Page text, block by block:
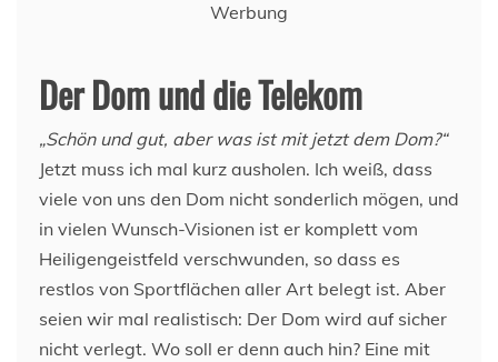
Werbung
Der Dom und die Telekom
„Schön und gut, aber was ist mit jetzt dem Dom?“
Jetzt muss ich mal kurz ausholen. Ich weiß, dass
viele von uns den Dom nicht sonderlich mögen, und
in vielen Wunsch-Visionen ist er komplett vom
Heiligengeistfeld verschwunden, so dass es
restlos von Sportflächen aller Art belegt ist. Aber
seien wir mal realistisch: Der Dom wird auf sicher
nicht verlegt. Wo soll er denn auch hin? Eine mit